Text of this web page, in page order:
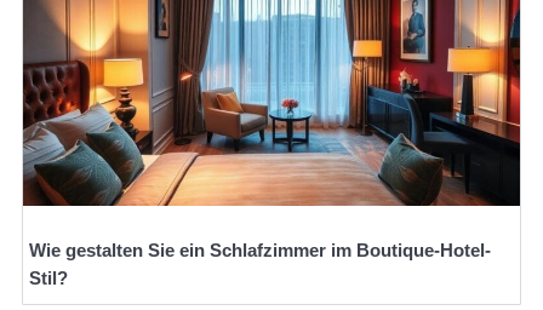
Wie gestalten Sie ein Schlafzimmer im Boutique-Hotel-
Stil?